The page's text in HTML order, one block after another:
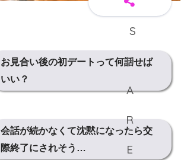
お見合い後の初デートって何話せば
いい？
会話が続かなくて沈黙になったら交
際終了にされそう…